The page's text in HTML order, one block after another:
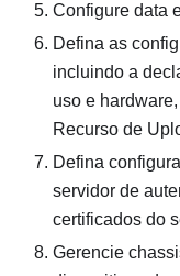
Configure data
Defina as
incluindo a
uso e
Recurso de
Defina
servidor de
certificados do
Gerencie